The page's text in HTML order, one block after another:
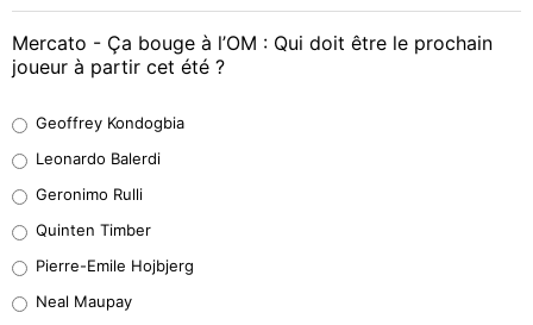
Mercato - Ça bouge à l’OM : Qui doit être le prochain
joueur à partir cet été ?
38%
32%
5%
Geoffrey Kondogbia
Leonardo Balerdi
Geronimo Rulli
Quinten Timber
Pierre-Emile Hojbjerg
Neal Maupay